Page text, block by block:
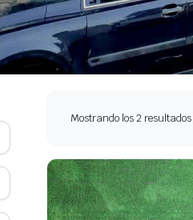
Mostrando los 2 resultados